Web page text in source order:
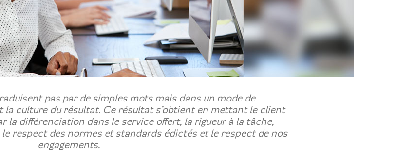
pas par de simples mots mais dans un mode de
culture du résultat. Ce résultat s’obtient en mettant le client
la différenciation dans le service offert, la rigueur à la tâche,
respect des normes et standards édictés et le respect de nos
engagements.